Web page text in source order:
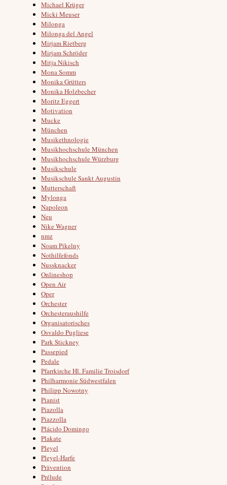
Michael Krüger
Micki Meuser
Milonga
Milonga del Angel
Mirjam Rietberg
Mirjam Schröder
Mitja Nikisch
Mona Somm
Monika Grütters
Monika Holzbecher
Moritz Eggert
Motivation
Mucke
München
Musikethnologie
Musikhochschule München
Musikhochschule Würzburg
Musikschule
Musikschule Sankt Augustin
Mutterschaft
Mylonga
Napoleon
Neu
Nike Wagner
nmz
Noam Pikelny
Nothilfefonds
Nussknacker
Onlineshop
Open Air
Oper
Orchester
Orchesteraushilfe
Organisatorisches
Osvaldo Pugliese
Park Stickney
Passepied
Pedale
Pfarrkirche Hl. Familie Troisdorf
Philharmonie Südwestfalen
Philipp Nowotny
Pianist
Piazolla
Piazzolla
Plácido Domingo
Plakate
Pleyel
Pleyel-Harfe
Prävention
Prélude